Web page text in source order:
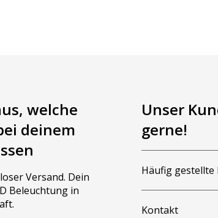
sich nicht für diese sehr praktische Lampe
LED Beleuchtung zum günstigen
welche
deinem
Versand. Dein
Beleuchtung in
Unser
gerne!
Häufig gestellte
Kontakt